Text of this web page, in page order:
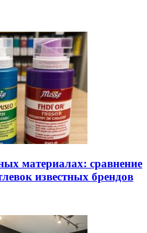
материалах: сравнение
известных брендов